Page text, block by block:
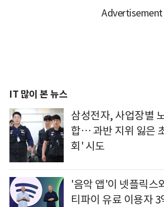
IT 많이 본 뉴스
삼성전자, 사업장별
합… 과반 지위 잃은
회' 시도
'음악 앱'이 넷플릭
티파이 유료 이용자